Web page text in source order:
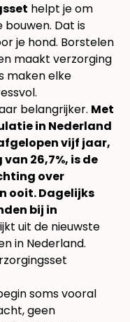
helpt je om
Dat is
je hond. Borstelen
maakt verzorging
maken elke
belangrijker. Met
in Nederland
vijf jaar,
26,7%, is de
over
ooit. Dagelijks
bij in
uit de nieuwste
in Nederland.
soms vooral
geen